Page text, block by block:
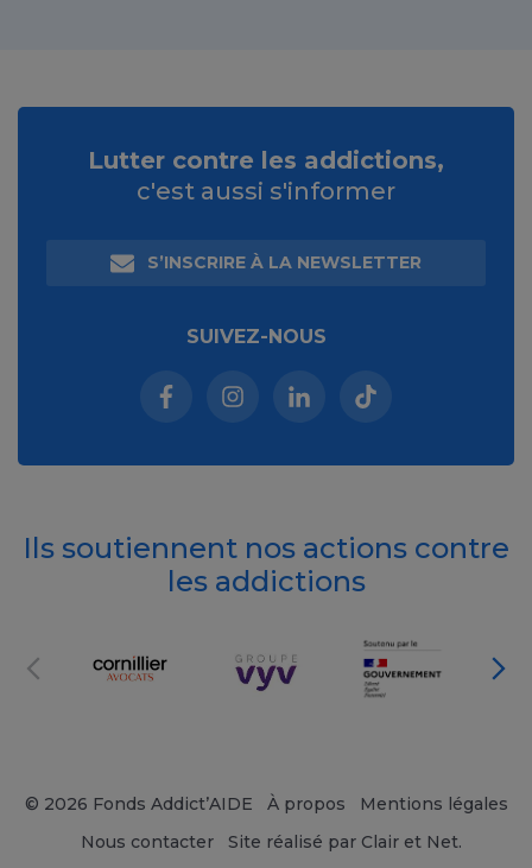
Lutter contre les addictions,
c'est aussi s'informer
S’INSCRIRE À LA NEWSLETTER
SUIVEZ-NOUS
Facebook (nouvelle fenêtre)
Instagram (nouvelle fenêtre)
Linkedin (nouvelle
Tiktok (nouvelle
Ils soutiennent nos actions contre
les addictions
© 2026 Fonds Addict’AIDE À propos
Mentions légales
Nous contacter
Site réalisé par Clair et Net.